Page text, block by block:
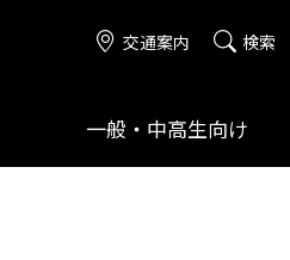
交通案内 検索
一般・中高生向け